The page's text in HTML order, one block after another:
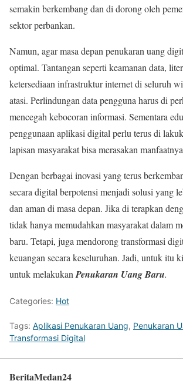
semakin berkembang dan di dorong oleh
sektor perbankan.
Namun, agar masa depan penukaran uang
optimal. Tantangan seperti keamanan data,
ketersediaan infrastruktur internet di seluruh
atasi. Perlindungan data pengguna harus di
mencegah kebocoran informasi. Sementara
penggunaan aplikasi digital perlu terus di
lapisan masyarakat bisa merasakan
Dengan berbagai inovasi yang terus
secara digital berpotensi menjadi solusi yang
dan aman di masa depan. Jika di terapkan
tidak hanya memudahkan masyarakat dalam
baru. Tetapi, juga mendorong transformasi
keuangan secara keseluruhan. Jadi, untuk itu
untuk melakukan Penukaran Uang Baru.
Categories: Hot
Tags: Aplikasi Penukaran Uang, Penukaran
Transformasi Digital
BeritaMedan24